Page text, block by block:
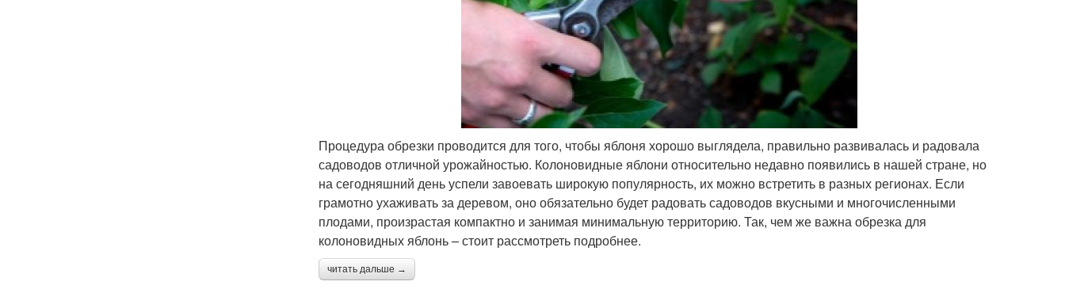
Процедура обрезки проводится для того, чтобы яблоня хорошо выглядела, правильно развивалась и радовала
садоводов отличной урожайностью. Колоновидные яблони относительно недавно появились в нашей стране, но
на сегодняшний день успели завоевать широкую популярность, их можно встретить в разных регионах. Если
грамотно ухаживать за деревом, оно обязательно будет радовать садоводов вкусными и многочисленными
плодами, произрастая компактно и занимая минимальную территорию. Так, чем же важна обрезка для
колоновидных яблонь – стоит рассмотреть подробнее.
читать дальше →